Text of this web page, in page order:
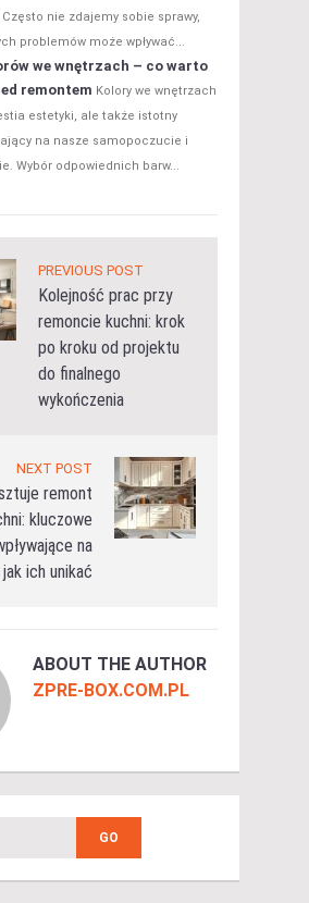
nie zdajemy sobie sprawy,
problemów może wpływać...
we wnętrzach – co warto
remontem Kolory we wnętrzach
estetyki, ale także istotny
na nasze samopoczucie i
Wybór odpowiednich barw...
PREVIOUS POST
Kolejność prac przy
remoncie kuchni: krok
po kroku od projektu
do finalnego
wykończenia
NEXT POST
remont
kluczowe
na
ich unikać
ABOUT THE AUTHOR
ZPRE-BOX.COM.PL